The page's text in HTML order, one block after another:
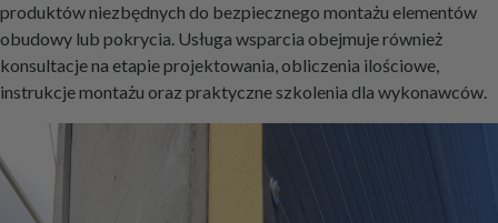
produktów niezbędnych do bezpiecznego montażu elementów
obudowy lub pokrycia. Usługa wsparcia obejmuje również
konsultacje na etapie projektowania, obliczenia ilościowe,
instrukcje montażu oraz praktyczne szkolenia dla wykonawców.